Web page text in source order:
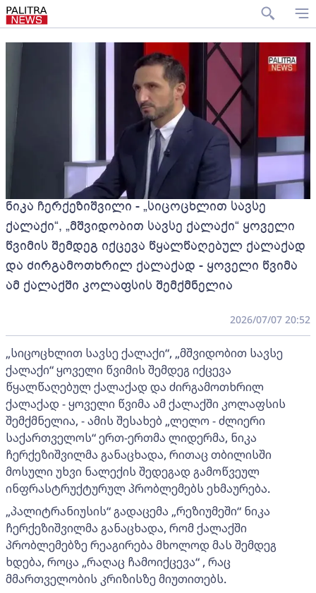
ნიკა ჩერქეზიშვილი - „სიცოცხლით სავსე
ქალაქი“, „მშვიდობით სავსე ქალაქი“ ყოველი
წვიმის შემდეგ იქცევა წყალწაღებულ ქალაქად
და ძირგამოთხრილ ქალაქად - ყოველი წვიმა
ამ ქალაქში კოლაფსის შემქმნელია
2026/07/07 20:52
„სიცოცხლით სავსე ქალაქი“, „მშვიდობით სავსე
ქალაქი“ ყოველი წვიმის შემდეგ იქცევა
წყალწაღებულ ქალაქად და ძირგამოთხრილ
ქალაქად - ყოველი წვიმა ამ ქალაქში კოლაფსის
შემქმნელია, - ამის შესახებ „ლელო - ძლიერი
საქართველოს“ ერთ-ერთმა ლიდერმა, ნიკა
ჩერქეზიშვილმა განაცხადა, რითაც თბილისში
მოსული უხვი ნალექის შედეგად გამოწვეულ
ინფრასტრუქტურულ პრობლემებს ეხმაურება.
„პალიტრანიუსის“ გადაცემა „რეზიუმეში“ ნიკა
ჩერქეზიშვილმა განაცხადა, რომ ქალაქში
პრობლემებზე რეაგირება მხოლოდ მას შემდეგ
ხდება, როცა „რაღაც ჩამოიქცევა“ , რაც
მმართველობის კრიზისზე მიუთითებს.